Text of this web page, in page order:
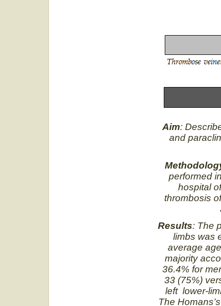
Aim:
and
performed
hospital
thrombosis
Results: The
limbs was
average
majority
36.4% for
33 (75%)
left lower-
The